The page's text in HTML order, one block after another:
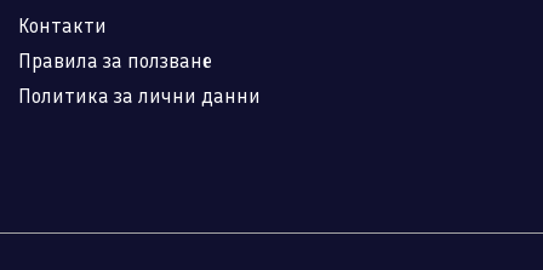
Контакти
Правила за ползване
Политика за лични данни